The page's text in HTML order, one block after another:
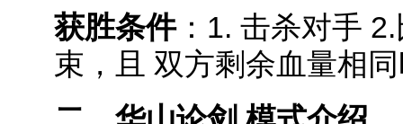
获胜条件：1. 击杀对手
束，且 双方剩余血量相